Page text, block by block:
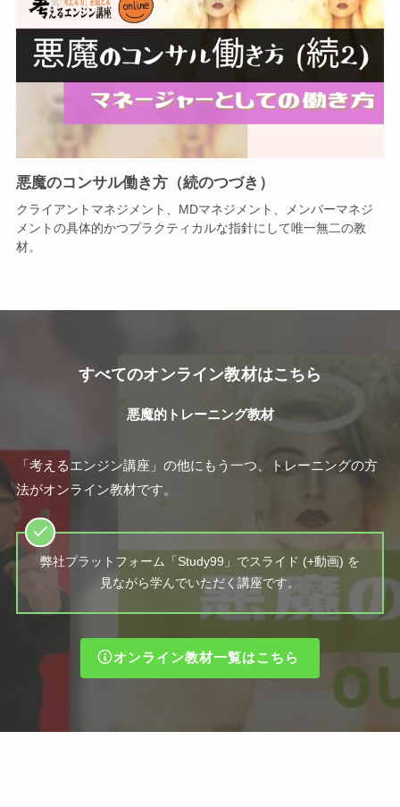
悪魔のコンサル働き方（続のつづき）
クライアントマネジメント、MDマネジメント、メンバーマネジ
メントの具体的かつプラクティカルな指針にして唯一無二の教
材。
すべてのオンライン教材はこちら
悪魔的トレーニング教材
「考えるエンジン講座」の他にもう一つ、トレーニングの方
法がオンライン教材です。
弊社プラットフォーム「Study99」でスライド (+動画) を
見ながら学んでいただく講座です。
オンライン教材一覧はこちら